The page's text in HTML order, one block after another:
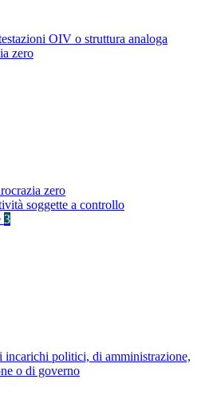
OIV o struttura analoga
zero
zero
soggette a controllo
3
incarichi politici, di amministrazione,
o di governo